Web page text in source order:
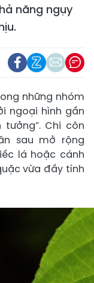
năng ngụy
những nhóm
ngoại hình gần
Chi côn
sau mở rộng
lá hoặc cánh
vừa đầy tính